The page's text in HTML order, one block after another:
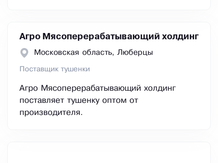
Агро Мясоперерабатывающий холдинг
Московская область, Люберцы
Поставщик тушенки
Агро Мясоперерабатывающий холдинг
поставляет тушенку оптом от
производителя.